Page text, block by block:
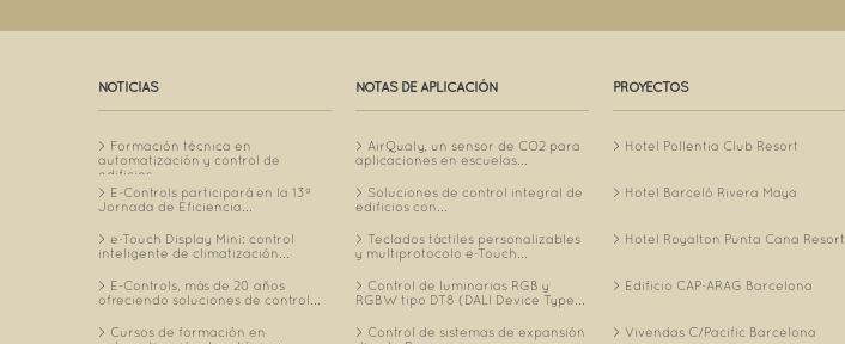
NOTICIAS
Formación técnica en
automatización y control de
edificios...
E-Controls participará en la 13ª
Jornada de Eficiencia...
e-Touch Display Mini: control
inteligente de climatización...
E-Controls, más de 20 años
ofreciendo soluciones de control...
Cursos de formación en
NOTAS DE APLICACIÓN
AirQualy, un sensor de CO2 para
aplicaciones en escuelas...
Soluciones de control integral de
edificios con...
Teclados táctiles personalizables
y multiprotocolo e-Touch...
Control de luminarias RGB y
RGBW tipo DT8 (DALI Device Type...
Control de sistemas de expansión
PROYECTOS
Hotel Pollentia Club Resort
Hotel Barceló Rivera Maya
Hotel Royalton Punta Cana Resort
Edificio CAP-ARAG Barcelona
Vivendas C/Pacific Barcelona